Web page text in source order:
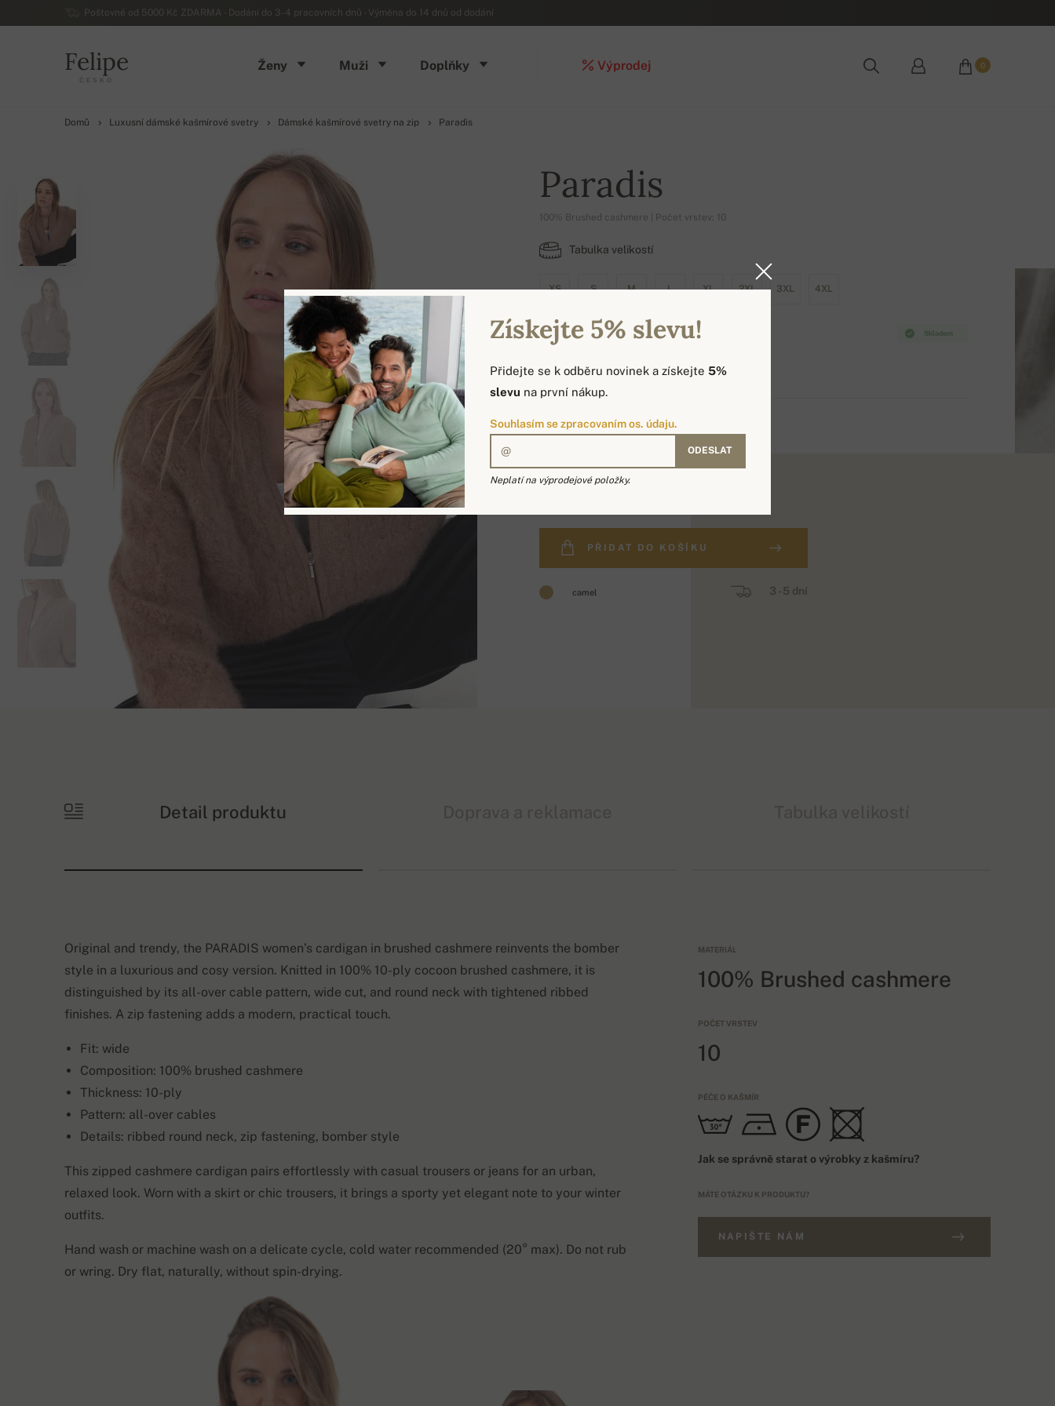
Poštovné od 5000 Kč ZDARMA - Dodání do 3-4 pracovních dnů - Výměna do 14 dnů od dodání
Felipe
ČESKO
Ženy Muži Doplňky Výprodej 0
Domů Luxusní dámské kašmírové svetry Dámské kašmírové svetry na zip Paradis
Paradis
100% Brushed cashmere | Počet vrstev: 10
Tabulka velikostí
XS S M L XL 2XL 3XL 4XL
Skladem
DOSTUPNÉ BARVY
16 012 Kč
PŘIDAT DO KOŠÍKU
camel 3 - 5 dní
Detail produktu
Original and trendy, the PARADIS women’s cardigan in brushed cashmere reinvents the bomber
style in a luxurious and cosy version. Knitted in 100% 10-ply cocoon brushed cashmere, it is
distinguished by its all-over cable pattern, wide cut, and round neck with tightened ribbed
finishes. A zip fastening adds a modern, practical touch.
Fit: wide
Composition: 100% brushed cashmere
Thickness: 10-ply
Pattern: all-over cables
Details: ribbed round neck, zip fastening, bomber style
This zipped cashmere cardigan pairs effortlessly with casual trousers or jeans for an urban,
relaxed look. Worn with a skirt or chic trousers, it brings a sporty yet elegant note to your winter
outfits.
Hand wash or machine wash on a delicate cycle, cold water recommended (20° max). Do not rub
or wring. Dry flat, naturally, without spin-drying.
MATERIÁL
100% Brushed cashmere
POČET VRSTEV
10
PÉČE O KAŠMÍR
Jak se správně starat o výrobky z kašmíru?
MÁTE OTÁZKU K PRODUKTU?
NAPIŠTE NÁM
Získejte 5% slevu!
Přidejte se k odběru novinek a získejte 5%
slevu na první nákup.
Souhlasím se zpracovaním os. údaju.
ODESLAT
Neplatí na výprodejové položky.